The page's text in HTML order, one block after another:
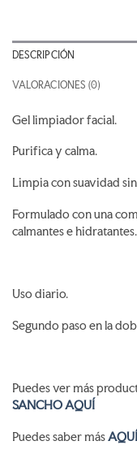
DESCRIPCIÓN
VALORACIONES (0)
Gel limpiador facial.
Purifica y calma.
Limpia con suavidad
Formulado con una
calmantes e hidratantes.
Uso diario.
Segundo paso en la
Puedes ver más
SANCHO AQUÍ
Puedes saber másAQUÍ